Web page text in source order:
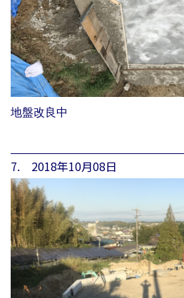
地盤改良中
7. 2018年10月08日